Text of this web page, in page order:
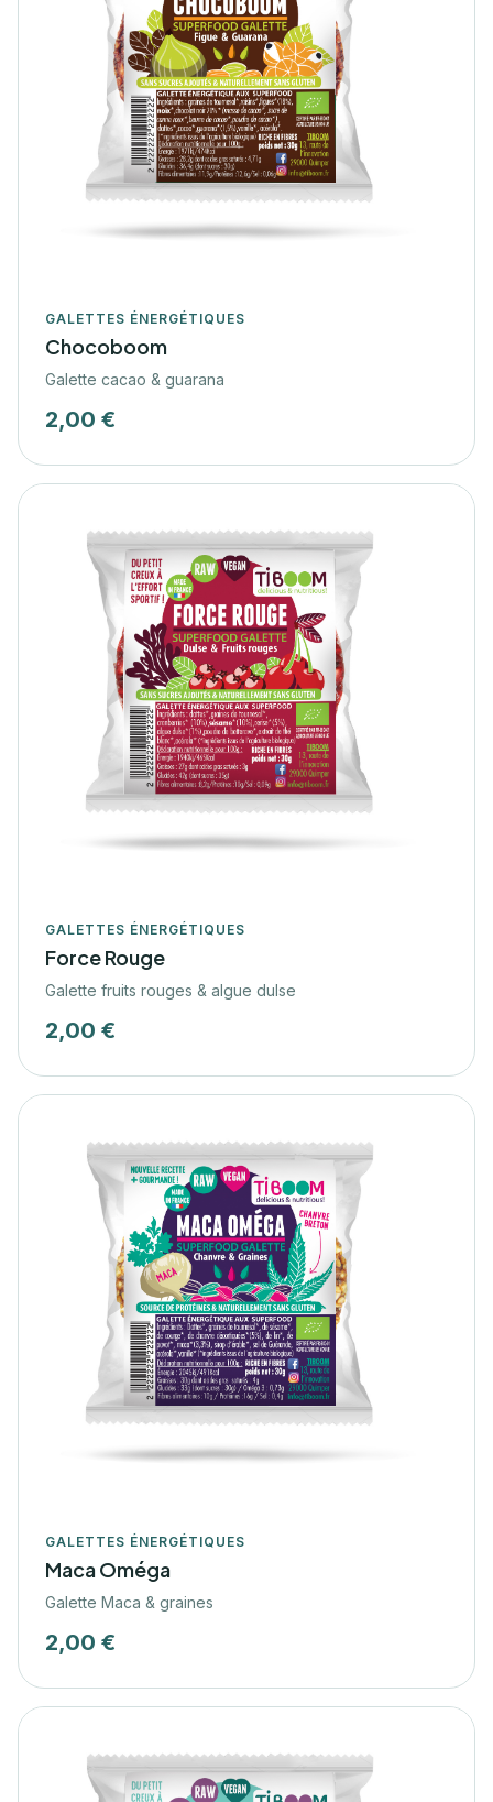
GALETTES ÉNERGÉTIQUES
Chocoboom
Galette cacao & guarana
2,00 €
GALETTES ÉNERGÉTIQUES
Force Rouge
Galette fruits rouges & algue dulse
2,00 €
GALETTES ÉNERGÉTIQUES
Maca Oméga
Galette Maca & graines
2,00 €